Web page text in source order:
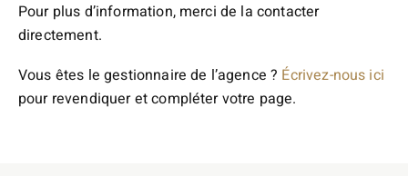
Pour plus d’information, merci de la contacter
directement.
Vous êtes le gestionnaire de l’agence ? Écrivez-nous ici
pour revendiquer et compléter votre page.